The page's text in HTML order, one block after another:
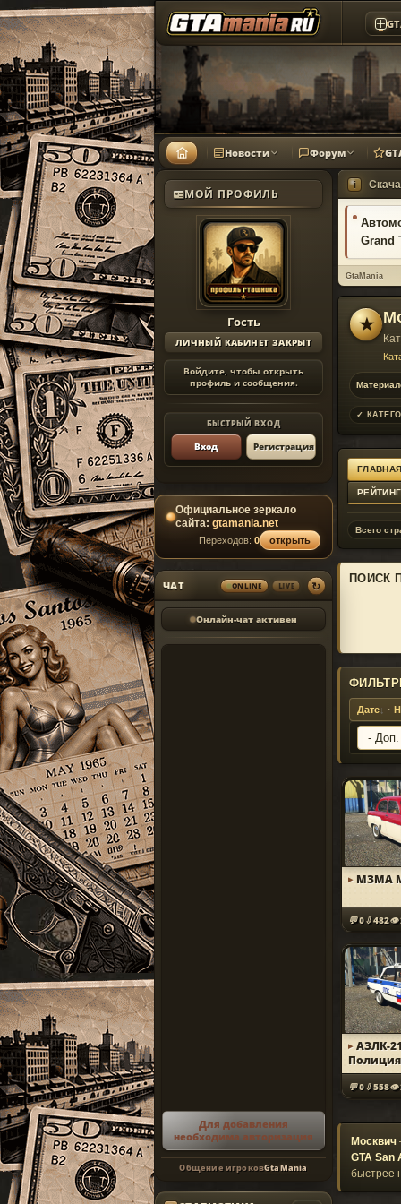
Новости Форум
МОЙ ПРОФИЛЬ
Гость
ЛИЧНЫЙ КАБИНЕТ ЗАКРЫТ
Войдите, чтобы открыть
профиль и сообщения.
БЫСТРЫЙ ВХОД
Вход Регистрация
Официальное зеркало
сайта: gtamania.net
Переходов: 0 открыть
ЧАТ ONLINE LIVE ↻
Онлайн-чат активен
Для добавления
необходима авторизация
Общение игроковGtaMania
i
Grand
GtaMania
★
✓
РЕЙТИНГ
Всего
ПОИСК
Дате ·
МЗМА
0 482
АЗЛК-
Полиция
0 558
Москвич
GTA San
быстрее